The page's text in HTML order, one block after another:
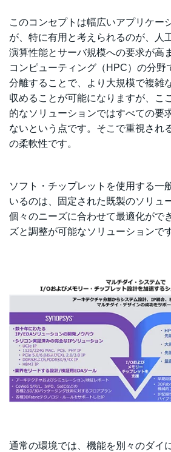
このコンセプトは幅広いアプリケー
が、特に有用と考えられるのが、人
演算性能とサーバ規模への要求が高
コンピューティング（HPC）の分野
分離することで、より大規模で複雑
収めることが可能になりますが、こ
的なソリューションではすべての要
ないという点です。そこで重視され
の柔軟性です。
ソフト・チップレットを使用する一
いるのは、固定された既製のソリュ
個々のニーズに合わせて最適化がで
ズと調整が可能なソリューションです
通常の環境では、機能を別々のダイ